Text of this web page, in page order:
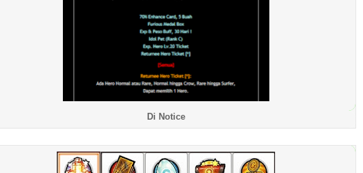
Di Notice